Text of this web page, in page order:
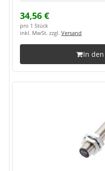
34,56 €
pro 1 Stück
inkl. MwSt. zzgl. Versand
In